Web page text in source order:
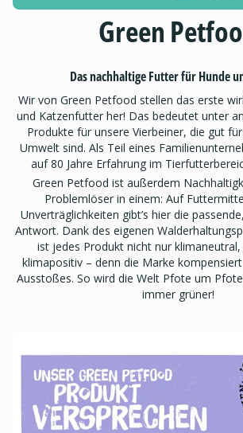
Green
Das nachhaltige Futter für Hunde
Wir von Green Petfood stellen das erste
und Katzenfutter her! Das bedeutet unter
Produkte für unsere Vierbeiner, die gut
Umwelt sind. Als Teil eines
auf 80 Jahre Erfahrung im
Green Petfood ist außerdem
Problemlöser in einem: Auf
Unverträglichkeiten gibt’s hier die
Antwort. Dank des eigenen
ist jedes Produkt nicht nur
klimapositiv – denn die Marke
Ausstoßes. So wird die Welt Pfote um
immer grüner!